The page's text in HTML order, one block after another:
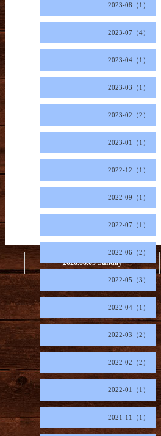
2023-08（1）
2023-07（4）
2023-04（1）
2023-03（1）
2023-02（2）
2023-01（1）
2022-12（1）
2022-09（1）
2022-07（1）
2022-06（2）
2022-05（3）
2022-04（1）
2022-03（2）
2022-02（2）
2022-01（1）
2021-11（1）
2026.08.09 Sunday